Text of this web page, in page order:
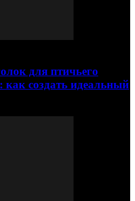
для птичьего
как создать идеальный